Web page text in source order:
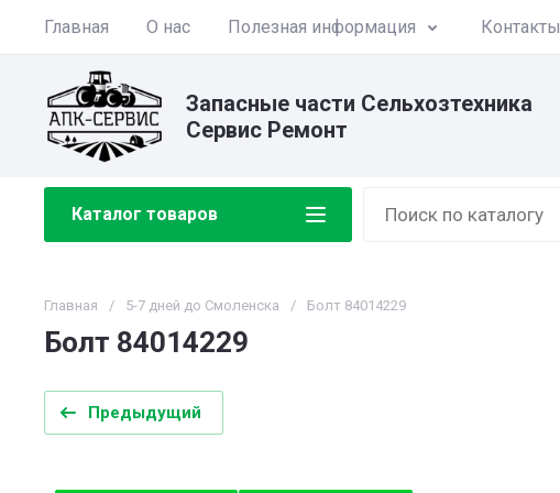
Главная О нас Полезная информация Контакты
Запасные части Сельхозтехника
Сервис Ремонт
Каталог товаров
Главная / 5-7 дней до Смоленска / Болт 84014229
Болт 84014229
Предыдущий